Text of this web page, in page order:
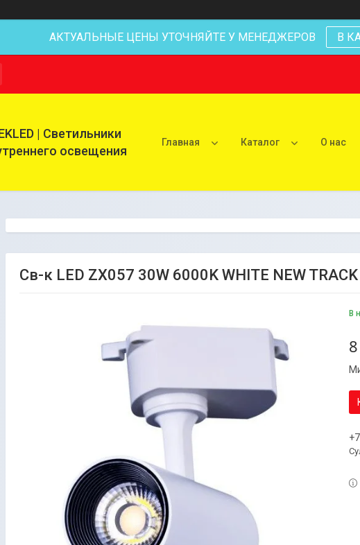
АКТУАЛЬНЫЕ ЦЕНЫ УТОЧНЯЙТЕ У МЕНЕДЖЕРОВ В
| Светильники
освещения
Главная Каталог О нас
Св-к LED ZX057 30W 6000K WHITE NEW
В